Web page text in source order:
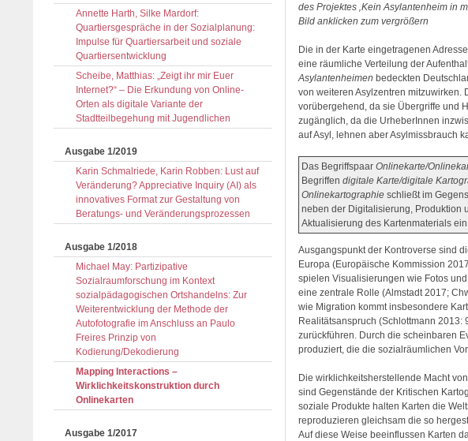
des Projektes ‚Kein Asylantenheim in
Bild anklicken zum vergrößern
Die in der Karte eingetragenen
eine räumliche Verteilung der
Asylantenheimen bedeckten
von weiteren Asylzentren mitzuwirken.
vorübergehend, da sie Übergriffe und
zugänglich, da die UrheberInnen
auf Asyl, lehnen aber Asylmissbrauch
Das Begriffspaar Onlinekarte/
Begriffen digitale Karte/digitale
Onlinekartographie schließt im
neben der Digitalisierung, Produktion
Aktualisierung des Kartenmaterials
Ausgangspunkt der Kontroverse sind
Europa (Europäische Kommission
spielen Visualisierungen wie Fotos
eine zentrale Rolle (Almstadt 2017;
wie Migration kommt insbesondere
Realitätsanspruch (Schlottmann
zurückführen. Durch die scheinbaren
produziert, die die sozialräumlichen
Die wirklichkeitsherstellende Macht
sind Gegenstände der Kritischen
soziale Produkte halten Karten die
reproduzieren gleichsam die so
Auf diese Weise beeinflussen Karten
Annette Harth, Silke Mardorf:
Quartiersgespräche in der Sozialplanung:
Impulse für Quartiersarbeit und soziale
Quartiersentwicklung
Scheibe, Matthias: „Zeigt ihr mir Euer
Internet?“ – Die Erkundung von Online-
Orten als digitale Variante der
Stadtteilbegehung mit Jugendlichen
Ausgabe 1/2019
Karin Schmalriede, Karin Robben: Lust auf
Veränderung? Appreciative Inquiry (AI) als
innovatives Format zur Gestaltung von
Beratungs- und Veränderungs­prozessen
Ausgabe 1/2018
Michael May: Partizipative
Sozialraumforschung im Kontext
sozialpädagogischen Ortshandelns: Zur
Weiterentwicklung der Methode der
Autofotografie im Anschluss an Paulo
Freires Prinzip von
Kodierung/Dekodierung
Mapping Interactions –
Wirklichkeitskonstruktion durch
Onlinekarten
Ausgabe 1/2017